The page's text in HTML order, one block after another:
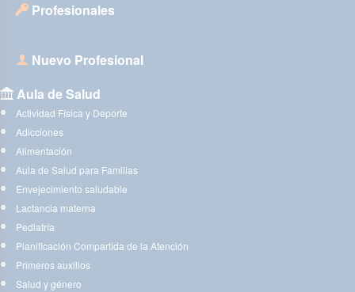
Profesionales
Nuevo Profesional
Aula de Salud
Actividad Física y Deporte
Adicciones
Alimentación
Aula de Salud para Familias
Envejecimiento saludable
Lactancia materna
Pediatría
Planificación Compartida de la Atención
Primeros auxilios
Salud y género